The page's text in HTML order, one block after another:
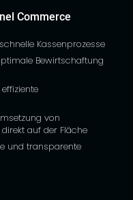
Commerce
Kassenprozesse
Bewirtschaftung
von
auf der Fläche
und transparente